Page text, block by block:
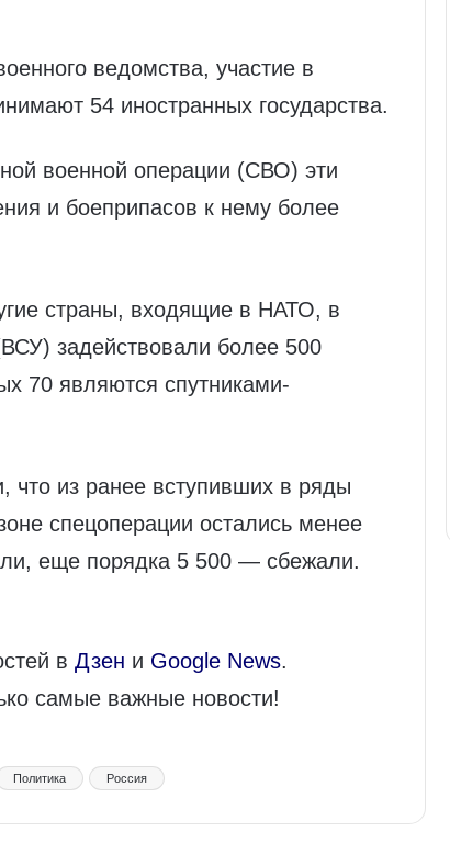
ведомства, участие в
54 иностранных государства.
военной операции (СВО) эти
и боеприпасов к нему более
страны, входящие в НАТО, в
задействовали более 500
70 являются спутниками-
из ранее вступивших в ряды
спецоперации остались менее
еще порядка 5 500 — сбежали.
в Дзен и Google News.
самые важные новости!
Политика Россия